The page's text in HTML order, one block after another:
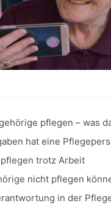
pflegen – was
hat eine
trotz Arbeit
nicht pflegen
in der